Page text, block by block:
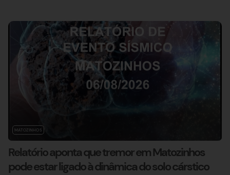
MATOZINHOS
Relatório aponta que tremor em Matozinhos
pode estar ligado à dinâmica do solo cárstico